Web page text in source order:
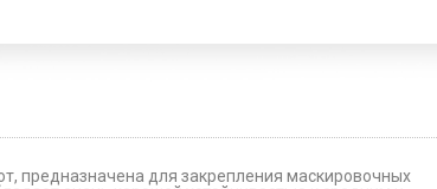
предназначена для закрепления маскировочных